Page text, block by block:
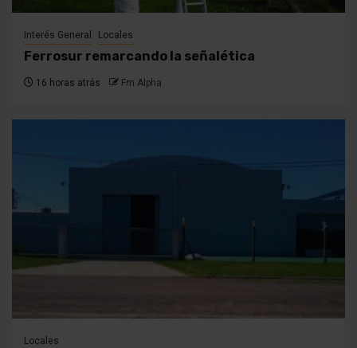
Interés General Locales
Ferrosur remarcando la señalética
16 horas atrás Fm Alpha
Locales